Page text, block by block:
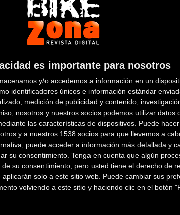
es importante para nosotros
y/o accedemos a información en un
identificadores únicos e información estándar
medición de publicidad y contenido,
nosotros y nuestros socios podemos utilizar datos
las características de dispositivos. Puede
y a nuestros 1538 socios para que llevemos a
puede acceder a información más detallada y
su consentimiento. Tenga en cuenta que algún
su consentimiento, pero usted tiene el derecho de
solo a este sitio web. Puede cambiar sus
volviendo a este sitio y haciendo clic en el botón
CYCLES
FELIU DE
Palamos 164
Sant
de Guíxols (Girona)
PLAYA DE
Bernat, 81
Playa de
RIBAS